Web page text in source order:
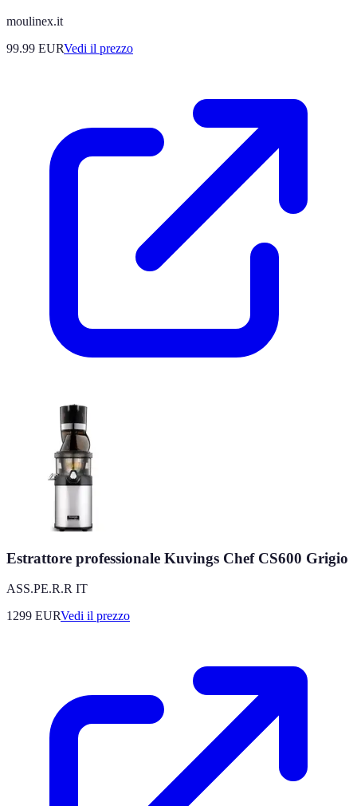
moulinex.it
99.99 EURVedi il prezzo
Estrattore professionale Kuvings Chef CS600 Grigio
ASS.PE.R.R IT
1299 EURVedi il prezzo